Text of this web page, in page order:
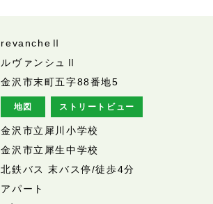
revancheⅡ
ルヴァンシュⅡ
金沢市末町五字88番地5
地図 ストリートビュー
金沢市立犀川小学校
金沢市立犀生中学校
北鉄バス 末バス停/徒歩4分
アパート